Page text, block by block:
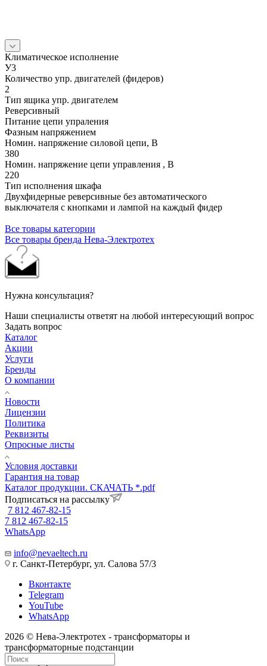
Климатическое исполнение
У3
Количество упр. двигателей (фидеров)
2
Тип ящика упр. двигателем
Реверсивный
Питание цепи упраления
Фазным напряжением
Номин. напряжение силовой цепи, В
380
Номин. напряжение цепи управления , В
220
Тип исполнения шкафа
Двухфидерные реверсивные без автоматического
выключателя с кнопками и лампой на каждый фидер
Все товары категории
Все товары бренда Нева-Электротех
Нужна консультация?
Наши специалисты ответят на любой интересующий вопрос
Задать вопрос
Каталог
Акции
Услуги
Бренды
О компании
Новости
Лицензии
Политика
Реквизиты
Опросные листы
Условия доставки
Гарантия на товар
Каталог продукции. СКАЧАТЬ *.pdf
Подписаться на рассылку
7 812 467-82-15
7 812 467-82-15
WhatsApp
info@nevaeltech.ru
г. Санкт-Петербург, ул. Салова 57/3
Вконтакте
Telegram
YouTube
WhatsApp
2026 © Нева-Электротех - трансформаторы и
трансформаторные подстанции